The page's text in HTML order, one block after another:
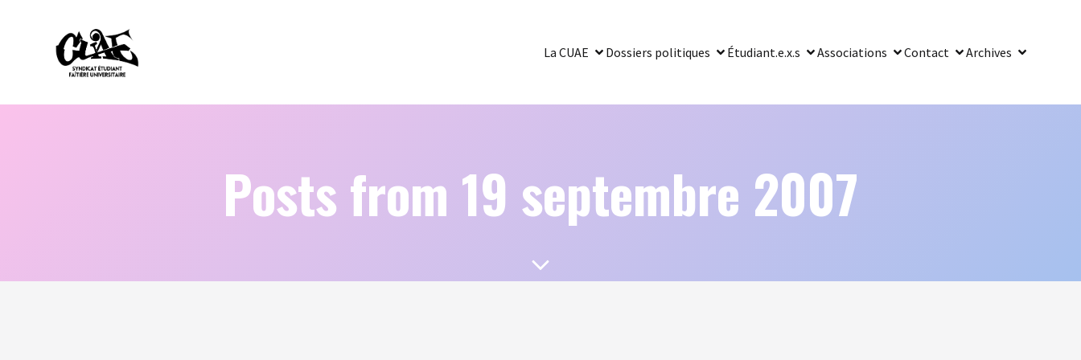
La CUAE Dossiers politiques Étudiant.e.x.s Associations Contact Archives
Posts from 19 septembre 2007